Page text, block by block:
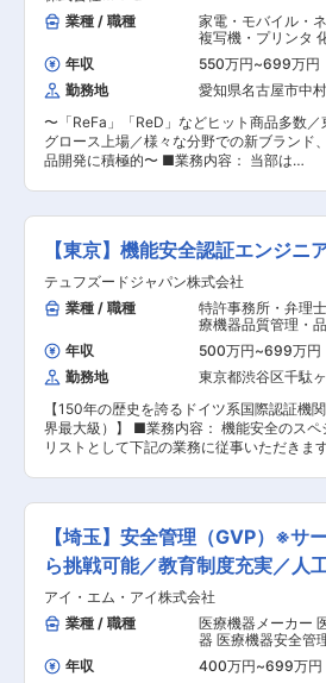
・認証機関やPMDAとの折衝、申請関連書
成 ・製品開発段階からの薬事戦略の策定 ■総括
製造販売責任者・品質保証責任者と連携した
業務 ・安全管理責任者としてのGVP省令に
た適正な業務遂行 ・安全管理情報（不具合
等）の収集、検討、および安全確保措置の立
規制当局（PMDA等）への報告実務 ■組織運営
・安全管理体制の構築・マニュアル整備 ・
薬機法改正に伴う社内コンプライアンスの維
【ポジション魅力】 ■「三役」としてのキ
して活躍いただけます。 ■最先端SaMD 画像診断
AIという、従来のハードウェアとは異なるス
ド感のある領域で、新しい薬事・安全管理の
模索できます。 ■責任あるポジション 薬事部門
の立ち上げメンバーとして、大きな裁量を
体制を構築できます。 【働き方】 ■ワークライ
フバランス 完全週休2日、残業月20h以内。
労働制を活用し、柔軟な働き方が可能 ■好
勤可能 ■フリースナック・ドリンク完備 【当社
について】 当社は、脳卒中・認知症・脳腫
13種類以上の疾患に対応する医療AI診断ソ
ション「AIHuB」を提供する先端企業であ
卒中診療を一貫して支えるトータルソリュ
ンを展開しています。その中で、高精度か
患対応の技術は国内外で高い評価を獲得し
す。 変更の範囲：会社の定める業務
業種 / 職種
家電・モバイル・
複写機・プリンタ
質管理・品質保証
療機器安全管理（
年収 550万円~699万円
勤務地
愛知県名古屋市中
〜「ReFa」「ReD」などヒット商品多数／
グロース上場／様々な分野での新ブランド
品開発に積極的〜 ■業務内容： 当部は
企画設計・生産管理・品質保証業務を担当
ます。 アパレル専業会社の常識を超え、今
いテクノロジーを搭載した繊維製品を企画開
し、人の健康と美に貢献することをミッショ
しています。 ・医療機器届出資料作成 ・医
器届出 ・QMS書類作成 ・1st lot判定会準
出荷判定準備 ・厚労省通達及び他社状況確
り扱っている商品の多くが「一般医療機器」
ります（リカバリーウェア等） ■今後のキャリ
ア： ◇入社後医療機器に関係する業務につ
んでいただいた後、アパレルの品質保証業
当していただくなど、入社後５年内はジョブ
テーションを行いながら品質業務全般を学
や、新規工場の品質管理及びCSRなどの監
を行う現場中心のキャリアを積むことが可
られるプロセスの構築やレギュレーション
などゼロベースで構築するため、「いまな
を作る」ことが得意な方にはまたとない機
す。 ・ReDは、立ち上げ初年度から大規模
ケティング投資が行われており、新ブラン
ては異例のスピードで事業成長を進めてい
積極的な店舗展開を進めており、今まさに事
大フェーズにあるため、ブランド成長ととも
【東京】機能安全認証エンジ
テュフズードジャパン株式会社
業種 / 職種
特許事務所・弁理
療機器品質管理・
QMS） 医療機器安
年収 500万円~699万円
勤務地
東京都渋谷区千駄
【150年の歴史を誇るドイツ系国際認証機
界最大級）】 ■業務内容： 機能安全のスペシャ
リストとして下記の業務に従事いただきま
アセスメント業務（品質マネージメントシ
ム、ハードウェア、ソフトウェア設計） ・
ランの作成、Review ・ドイツ人エンジニ
む、日本人顧客とのミーティング（逐次通
の司会 ・機械安全、機能安全に関するセミ
個別トレーニング ＜業務例＞ 入社後は約1年
OJT基礎研修を受講いただきながら、ハー
ア・ソフトウェア・クオリティーマネジメ
おけるご自身の得意分野を掘り下げていき、
認定に努めていただきます。 実際の業務で
【埼玉】安全管理（GVP）※サ
ら挑戦可能／教育制度充実／人
ア
アイ・エム・アイ株式会社
業種 / 職種
医療機器メーカー
器 医療機器安全管
年収
400万円~699万円